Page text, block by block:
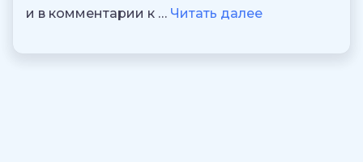
и в комментарии к … Читать далее